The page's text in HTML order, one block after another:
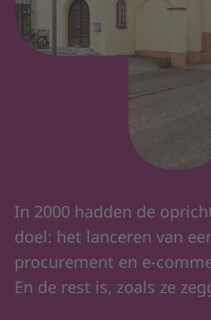
In 2000 hadden de
doel: het lanceren van
procurement en e-
En de rest is, zoals ze